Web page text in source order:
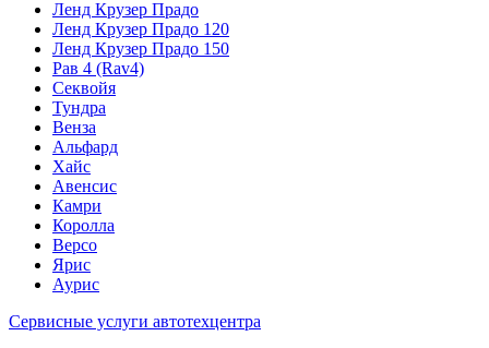
Ленд Крузер Прадо
Ленд Крузер Прадо 120
Ленд Крузер Прадо 150
Рав 4 (Rav4)
Секвойя
Тундра
Венза
Альфард
Хайс
Авенсис
Камри
Королла
Версо
Ярис
Аурис
Сервисные услуги автотехцентра